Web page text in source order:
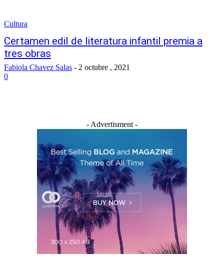
Cultura
Certamen edil de literatura infantil premia a
tres obras
Fabiola Chavez Salas - 2 octubre , 2021
0
- Advertisment -